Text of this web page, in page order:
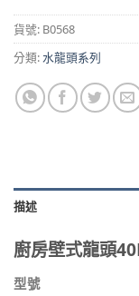
貨號: B0568
分類:水龍頭系列
描述
廚房壁式龍頭
型號